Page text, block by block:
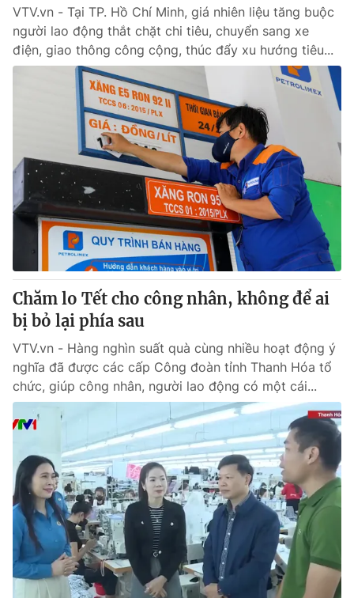
VTV.vn - Tại TP. Hồ Chí Minh, giá nhiên liệu tăng buộc
người lao động thắt chặt chi tiêu, chuyển sang xe
điện, giao thông công cộng, thúc đẩy xu hướng tiêu...
Chăm lo Tết cho công nhân, không để ai
bị bỏ lại phía sau
VTV.vn - Hàng nghìn suất quà cùng nhiều hoạt động ý
nghĩa đã được các cấp Công đoàn tỉnh Thanh Hóa tổ
chức, giúp công nhân, người lao động có một cái...